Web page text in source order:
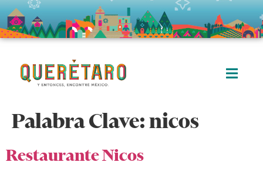
Palabra Clave:nicos
Restaurante Nicos